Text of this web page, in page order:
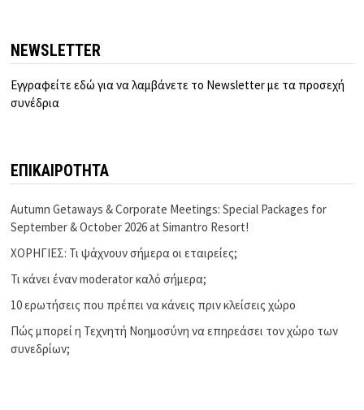
NEWSLETTER
Εγγραφείτε εδώ για να λαμβάνετε το Newsletter με τα προσεχή
συνέδρια
ΕΠΙΚΑΙΡΟΤΗΤΑ
Autumn Getaways & Corporate Meetings: Special Packages for
September & October 2026 at Simantro Resort!
ΧΟΡΗΓΙΕΣ: Τι ψάχνουν σήμερα οι εταιρείες;
Τι κάνει έναν moderator καλό σήμερα;
10 ερωτήσεις που πρέπει να κάνεις πριν κλείσεις χώρο
Πώς μπορεί η Τεχνητή Νοημοσύνη να επηρεάσει τον χώρο των
συνεδρίων;